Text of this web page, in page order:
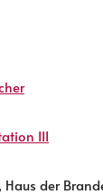
III
der